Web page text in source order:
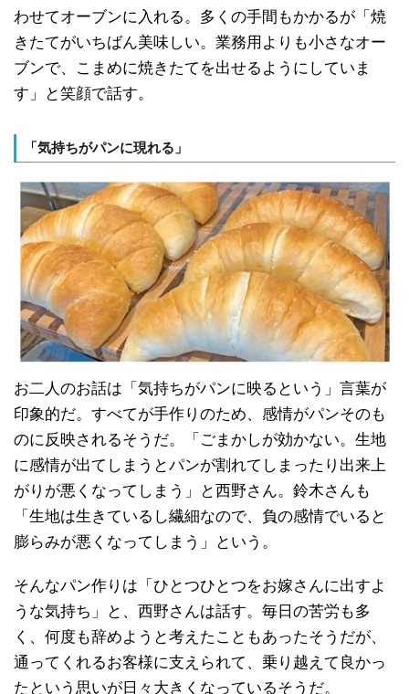
わせてオーブンに入れる。多くの手間もかかるが「焼
きたてがいちばん美味しい。業務用よりも小さなオー
ブンで、こまめに焼きたてを出せるようにしていま
す」と笑顔で話す。
「気持ちがパンに現れる」
お二人のお話は「気持ちがパンに映るという」言葉が
印象的だ。すべてが手作りのため、感情がパンそのも
のに反映されるそうだ。「ごまかしが効かない。生地
に感情が出てしまうとパンが割れてしまったり出来上
がりが悪くなってしまう」と西野さん。鈴木さんも
「生地は生きているし繊細なので、負の感情でいると
膨らみが悪くなってしまう」という。
そんなパン作りは「ひとつひとつをお嫁さんに出すよ
うな気持ち」と、西野さんは話す。毎日の苦労も多
く、何度も辞めようと考えたこともあったそうだが、
通ってくれるお客様に支えられて、乗り越えて良かっ
たという思いが日々大きくなっているそうだ。